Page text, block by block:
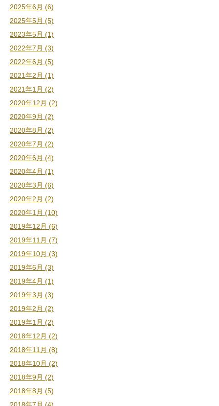
2025年6月 (6)
2025年5月 (5)
2023年5月 (1)
2022年7月 (3)
2022年6月 (5)
2021年2月 (1)
2021年1月 (2)
2020年12月 (2)
2020年9月 (2)
2020年8月 (2)
2020年7月 (2)
2020年6月 (4)
2020年4月 (1)
2020年3月 (6)
2020年2月 (2)
2020年1月 (10)
2019年12月 (6)
2019年11月 (7)
2019年10月 (3)
2019年6月 (3)
2019年4月 (1)
2019年3月 (3)
2019年2月 (2)
2019年1月 (2)
2018年12月 (2)
2018年11月 (8)
2018年10月 (2)
2018年9月 (2)
2018年8月 (5)